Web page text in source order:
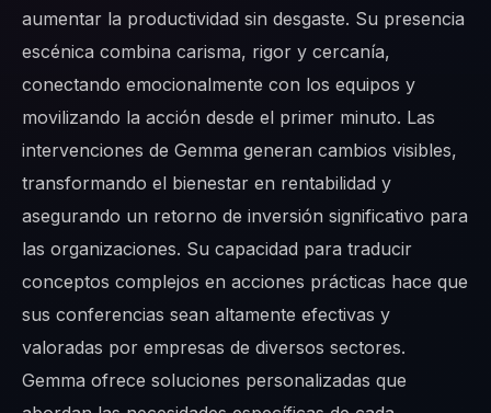
aumentar la productividad sin desgaste. Su presencia
escénica combina carisma, rigor y cercanía,
conectando emocionalmente con los equipos y
movilizando la acción desde el primer minuto. Las
intervenciones de Gemma generan cambios visibles,
transformando el bienestar en rentabilidad y
asegurando un retorno de inversión significativo para
las organizaciones. Su capacidad para traducir
conceptos complejos en acciones prácticas hace que
sus conferencias sean altamente efectivas y
valoradas por empresas de diversos sectores.
Gemma ofrece soluciones personalizadas que